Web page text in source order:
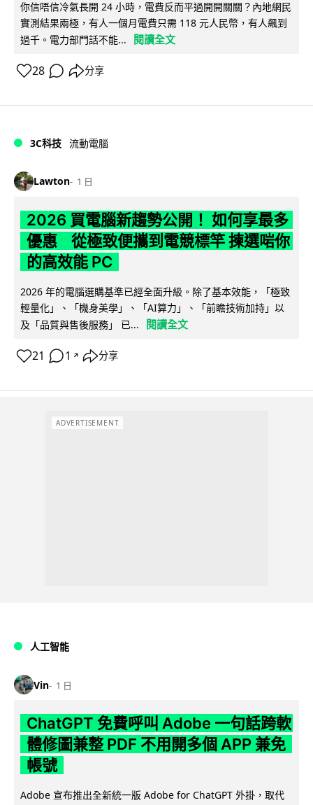
你信唔信冷氣長開 24 小時，電費反而平過開開關關？內地網民
實測結果兩極，有人一個月電費只需 118 元人民幣，有人飆到
過千。電力部門話不能...
閱讀全文
28 分享
3C科技 流動電腦
Lawton 1 日
2026 買電腦新趨勢公開！ 如何享最多
優惠 從極致便攜到電競標竿 揀選啱你
的高效能 PC
2026 年的電腦選購基準已經全面升級。除了基本效能，「極致
輕量化」、「機身美學」、「AI算力」、「前瞻技術加持」以
及「品質與售後服務」 已...
閱讀全文
21 1 ↗ 分享
ADVERTISEMENT
人工智能
Vin 1 日
ChatGPT 免費呼叫 Adobe 一句話跨軟
體修圖兼整 PDF 不用開多個 APP 兼免
帳號
Adobe 宣布推出全新統一版 Adobe for ChatGPT 外掛，取代